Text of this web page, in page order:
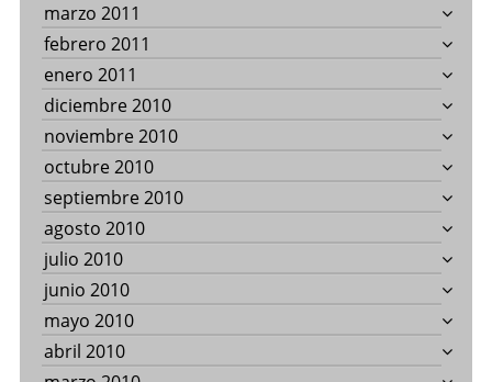
marzo 2011
febrero 2011
enero 2011
diciembre 2010
noviembre 2010
octubre 2010
septiembre 2010
agosto 2010
julio 2010
junio 2010
mayo 2010
abril 2010